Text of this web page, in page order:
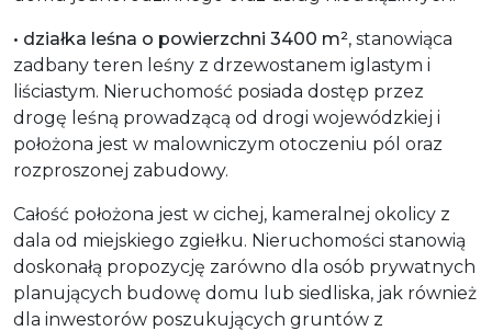
• działka leśna o powierzchni 3400 m², stanowiąca
zadbany teren leśny z drzewostanem iglastym i
liściastym. Nieruchomość posiada dostęp przez
drogę leśną prowadzącą od drogi wojewódzkiej i
położona jest w malowniczym otoczeniu pól oraz
rozproszonej zabudowy.
Całość położona jest w cichej, kameralnej okolicy z
dala od miejskiego zgiełku. Nieruchomości stanowią
doskonałą propozycję zarówno dla osób prywatnych
planujących budowę domu lub siedliska, jak również
dla inwestorów poszukujących gruntów z